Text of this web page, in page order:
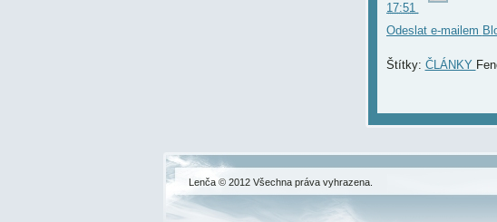
17:51
Odeslat e-mailem
Štítky: ČLÁNKY
Lenča © 2012 Všechna práva vyhrazena.